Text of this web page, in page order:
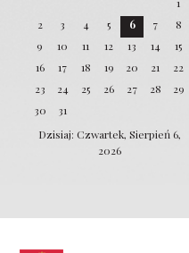
1
2
3 4 5 6 7
8
9
10 11 12 13 14
15
16
17 18 19 20 21
22
23
24 25 26 27 28
29
30
31
Dzisiaj: Czwartek, Sierpień 6,
2026